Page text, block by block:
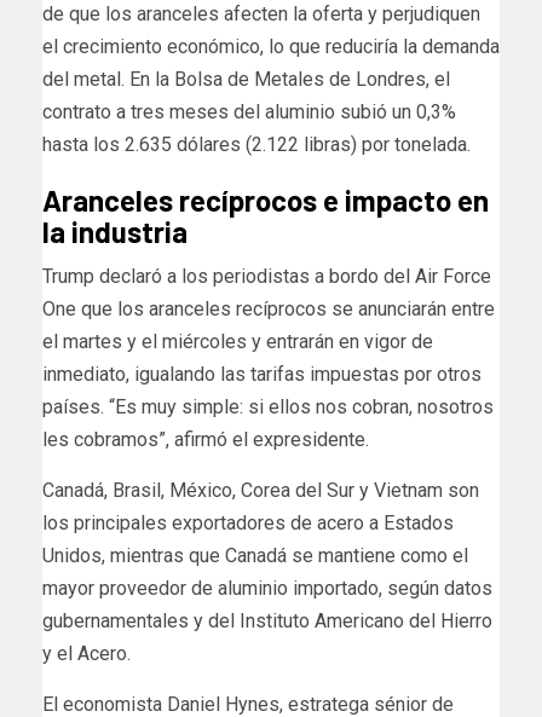
de que los aranceles afecten la oferta y perjudiquen
el crecimiento económico, lo que reduciría la demanda
del metal. En la Bolsa de Metales de Londres, el
contrato a tres meses del aluminio subió un 0,3%
hasta los 2.635 dólares (2.122 libras) por tonelada.
Aranceles recíprocos e impacto en
la industria
Trump declaró a los periodistas a bordo del Air Force
One que los aranceles recíprocos se anunciarán entre
el martes y el miércoles y entrarán en vigor de
inmediato, igualando las tarifas impuestas por otros
países. “Es muy simple: si ellos nos cobran, nosotros
les cobramos”, afirmó el expresidente.
Canadá, Brasil, México, Corea del Sur y Vietnam son
los principales exportadores de acero a Estados
Unidos, mientras que Canadá se mantiene como el
mayor proveedor de aluminio importado, según datos
gubernamentales y del Instituto Americano del Hierro
y el Acero.
El economista Daniel Hynes, estratega sénior de